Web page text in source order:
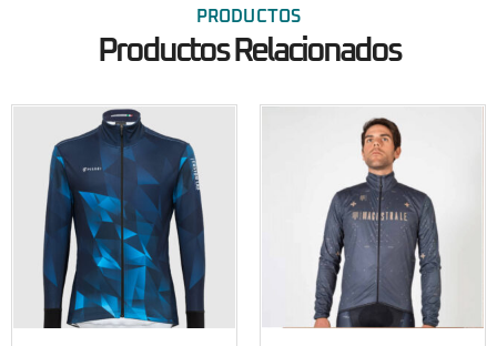
PRODUCTOS
Productos Relacionados